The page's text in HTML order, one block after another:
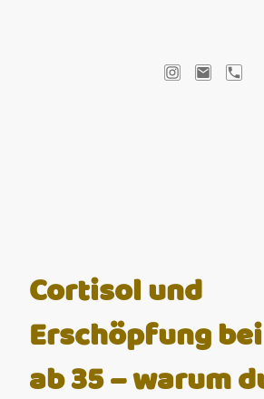
Cortisol und
Erschöpfung
ab 35 – warum